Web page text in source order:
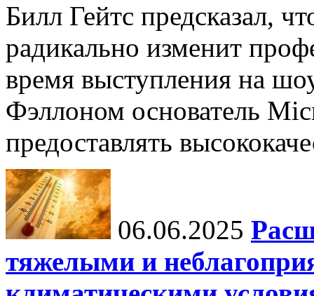
Билл Гейтс предсказал,
радикально изменит
время выступления на
Фэллоном основатель
предоставлять
06.06.2025
тяжелыми и